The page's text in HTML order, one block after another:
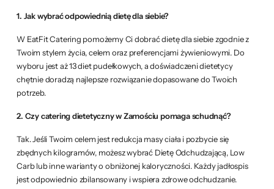
1. Jak wybrać odpowiednią dietę dla siebie?
W EatFit Catering pomożemy Ci dobrać dietę dla siebie zgodnie z
Twoim stylem życia, celem oraz preferencjami żywieniowymi. Do
wyboru jest aż 13 diet pudełkowych, a doświadczeni dietetycy
chętnie doradzą najlepsze rozwiązanie dopasowane do Twoich
potrzeb.
2. Czy catering dietetyczny w Zamościu pomaga schudnąć?
Tak. Jeśli Twoim celem jest redukcja masy ciała i pozbycie się
zbędnych kilogramów, możesz wybrać Dietę Odchudzającą, Low
Carb lub inne warianty o obniżonej kaloryczności. Każdy jadłospis
jest odpowiednio zbilansowany i wspiera zdrowe odchudzanie.